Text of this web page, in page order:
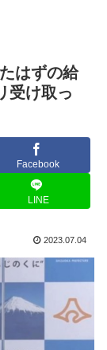
はずの給
受け取っ
Facebook
LINE
2023.07.04